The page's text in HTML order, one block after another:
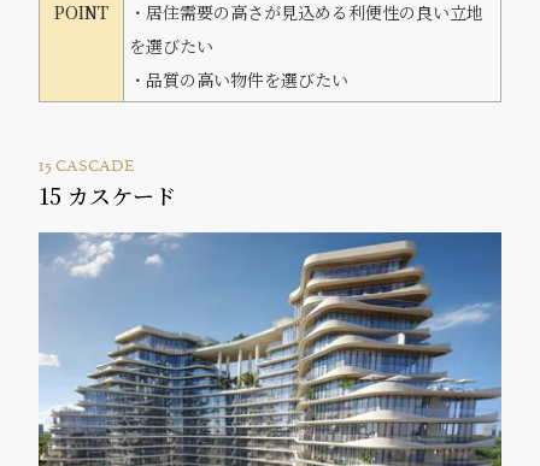
POINT
・居住需要の高さが見込める利便性の良い立地
を選びたい
・品質の高い物件を選びたい
15 CASCADE
15 カスケード